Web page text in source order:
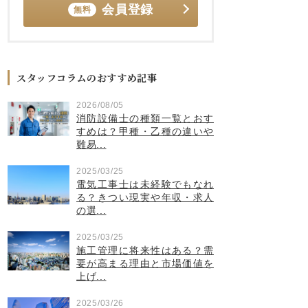
無料 会員登録
スタッフコラムのおすすめ記事
2026/08/05
消防設備士の種類一覧とおす
すめは？甲種・乙種の違いや
難易...
2025/03/25
電気工事士は未経験でもなれ
る？きつい現実や年収・求人
の選...
2025/03/25
施工管理に将来性はある？需
要が高まる理由と市場価値を
上げ...
2025/03/26